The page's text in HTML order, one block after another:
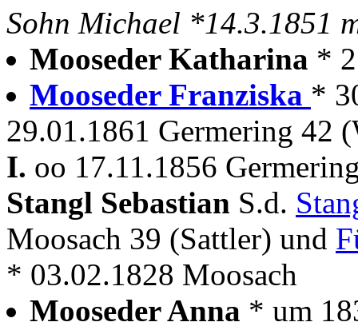
Sohn Michael *14.3.1851
Mooseder Katharina *
Mooseder Franziska *
29.01.1861 Germering 42
I. oo 17.11.1856
Stangl Sebastian S.d.
Moosach 39 (Sattler) und
* 03.02.1828 Moosach
Mooseder Anna * um